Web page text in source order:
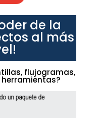
de la
al más
flujogramas,